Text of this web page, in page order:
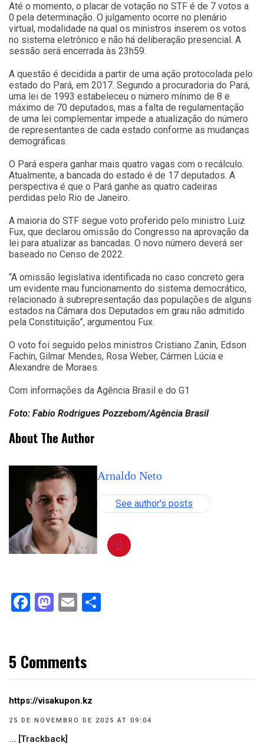
Até o momento, o placar de votação no STF é de 7 votos a
0 pela determinação. O julgamento ocorre no plenário
virtual, modalidade na qual os ministros inserem os votos
no sistema eletrônico e não há deliberação presencial. A
sessão será encerrada às 23h59.
A questão é decidida a partir de uma ação protocolada pelo
estado do Pará, em 2017. Segundo a procuradoria do Pará,
uma lei de 1993 estabeleceu o número mínimo de 8 e
máximo de 70 deputados, mas a falta de regulamentação
de uma lei complementar impede a atualização do número
de representantes de cada estado conforme as mudanças
demográficas.
O Pará espera ganhar mais quatro vagas com o recálculo.
Atualmente, a bancada do estado é de 17 deputados. A
perspectiva é que o Pará ganhe as quatro cadeiras
perdidas pelo Rio de Janeiro.
A maioria do STF segue voto proferido pelo ministro Luiz
Fux, que declarou omissão do Congresso na aprovação da
lei para atualizar as bancadas. O novo número deverá ser
baseado no Censo de 2022.
“A omissão legislativa identificada no caso concreto gera
um evidente mau funcionamento do sistema democrático,
relacionado à subrepresentação das populações de alguns
estados na Câmara dos Deputados em grau não admitido
pela Constituição”, argumentou Fux.
O voto foi seguido pelos ministros Cristiano Zanin, Edson
Fachin, Gilmar Mendes, Rosa Weber, Cármen Lúcia e
Alexandre de Moraes.
Com informações da Agência Brasil e do G1
Foto: Fabio Rodrigues Pozzebom/Agência Brasil
About The Author
Arnaldo Neto
See author's posts
Facebook
Mastodon
Email
5 Comments
https://visakupon.kz
25 DE NOVEMBRO DE 2025 AT 09:04
… [Trackback]